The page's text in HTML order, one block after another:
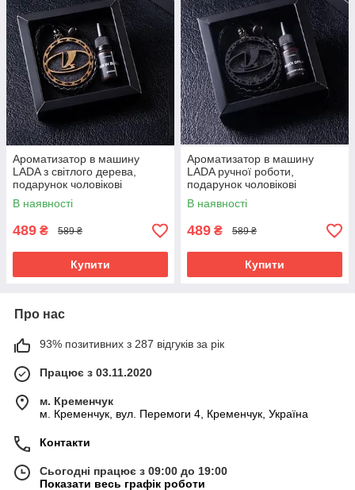
Ароматизатор в машину
LADA з світлого дерева,
подарунок чоловікові
В наявності
489 ₴ 589 ₴
Купити
Ароматизатор в машину
LADA ручної роботи,
подарунок чоловікові
В наявності
489 ₴ 589 ₴
Купити
Про нас
93% позитивних з 287 відгуків за рік
Працює з 03.11.2020
м. Кременчук
м. Кременчук, вул. Перемоги 4, Кременчук, Україна
Контакти
Сьогодні працює з 09:00 до 19:00
Показати весь графік роботи